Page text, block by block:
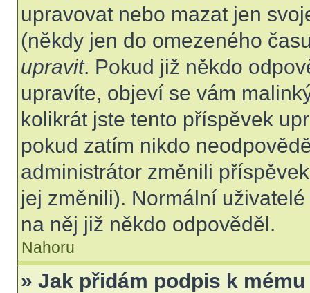
upravovat nebo mazat jen
(někdy jen do omezeného
upravit. Pokud již někdo
upravíte, objeví se vám
kolikrát jste tento příspěvek
pokud zatím nikdo
administrátor změnili
jej změnili). Normální
na něj již někdo odpověděl.
Nahoru
» Jak přidám podpis k